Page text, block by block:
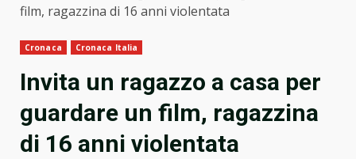
film, ragazzina di 16 anni violentata
Cronaca Cronaca Italia
Invita un ragazzo a casa per
guardare un film, ragazzina
di 16 anni violentata